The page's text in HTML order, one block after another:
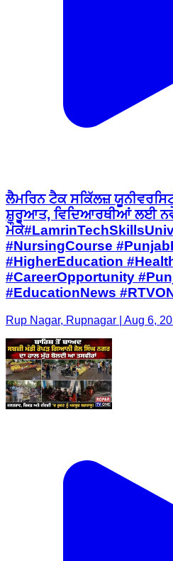
ਲੈਮਰਿਨ ਟੈਕ ਸਕਿੱਲਜ਼
ਸ਼ੁਰੂਆਤ, ਵਿਦਿਆਰਥੀਆਂ ਲਈ
#NursingCourse
#HigherEducation
#CareerOpportunity
#EducationNews
Rup Nagar, Rupnagar | Aug 6,